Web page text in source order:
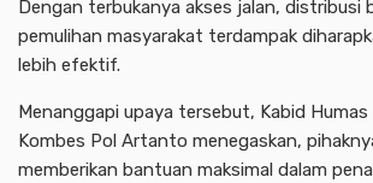
Dengan terbukanya akses jalan, distribusi
pemulihan masyarakat terdampak
lebih efektif.
Menanggapi upaya tersebut, Kabid
Kombes Pol Artanto menegaskan,
memberikan bantuan maksimal dalam